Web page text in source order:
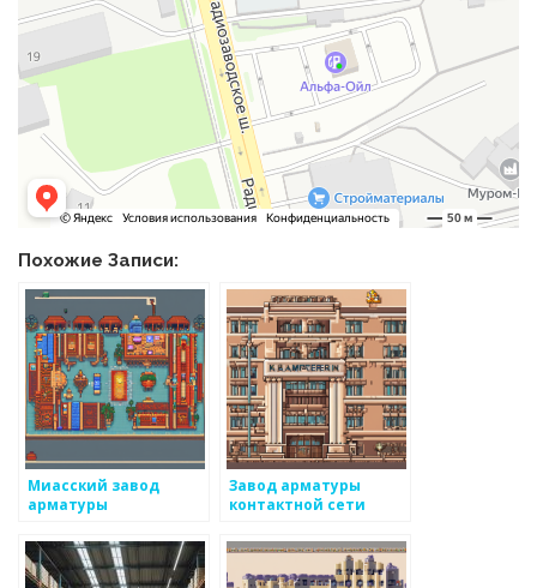
Похожие Записи:
Миасский завод
арматуры
Завод арматуры
контактной сети